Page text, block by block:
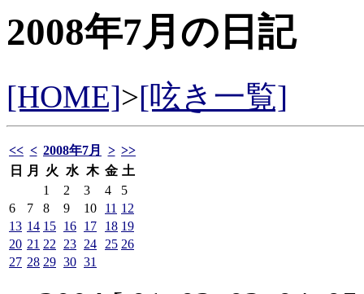
2008年7月の日記
[HOME]>[呟き一覧]
<< < 2008年7月 > >>
日
月 火 水 木 金 土
1
2 3 4
5
6
7 8 9 10 11 12
13 14 15 16 17 18 19
20 21 22 23 24 25 26
27 28 29 30 31